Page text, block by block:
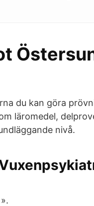
du kan göra
läromedel,
nivå.